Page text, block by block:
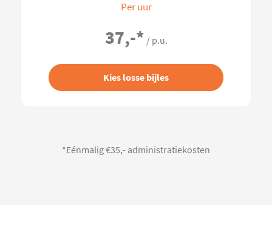
Per uur
37,-* / p.u.
Kies losse bijles
*Eénmalig €35,- administratiekosten